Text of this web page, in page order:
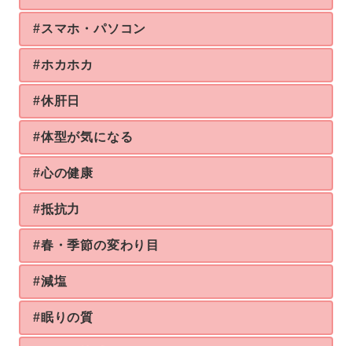
#スマホ・パソコン
#ホカホカ
#休肝日
#体型が気になる
#心の健康
#抵抗力
#春・季節の変わり目
#減塩
#眠りの質